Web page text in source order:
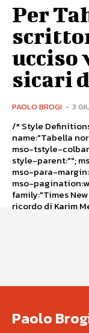
Per
ucciso
sicari
PAOLO BROGI - 3
/* Style Definitions */ table.MsoNormalTable
name:"Tabella normale"; mso-tstyle-
mso-tstyle-colband-size:0; mso-
style-parent:""; mso-padding-alt:0cm 5.4pt 0cm 5.4pt;
mso-para-margin:0cm; mso-para-margin-
mso-pagination:widow-
family:"Times New Roman";} Dal sito
ricordo di Karim
Paolo